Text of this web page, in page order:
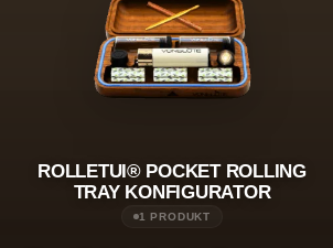
ROLLETUI® POCKET ROLLING
TRAY KONFIGURATOR
1 PRODUKT